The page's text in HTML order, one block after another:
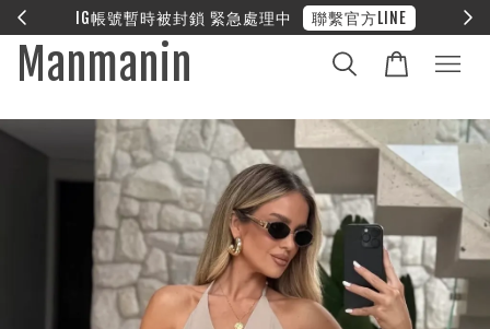
❤︎ 全館滿兩萬享免運
Manmanin